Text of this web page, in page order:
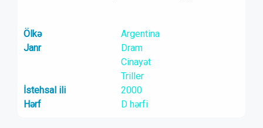
Ölkə
Argentina
Janr
Dram
Cinayət
Triller
İstehsal ili
2000
Hərf
D hərfi